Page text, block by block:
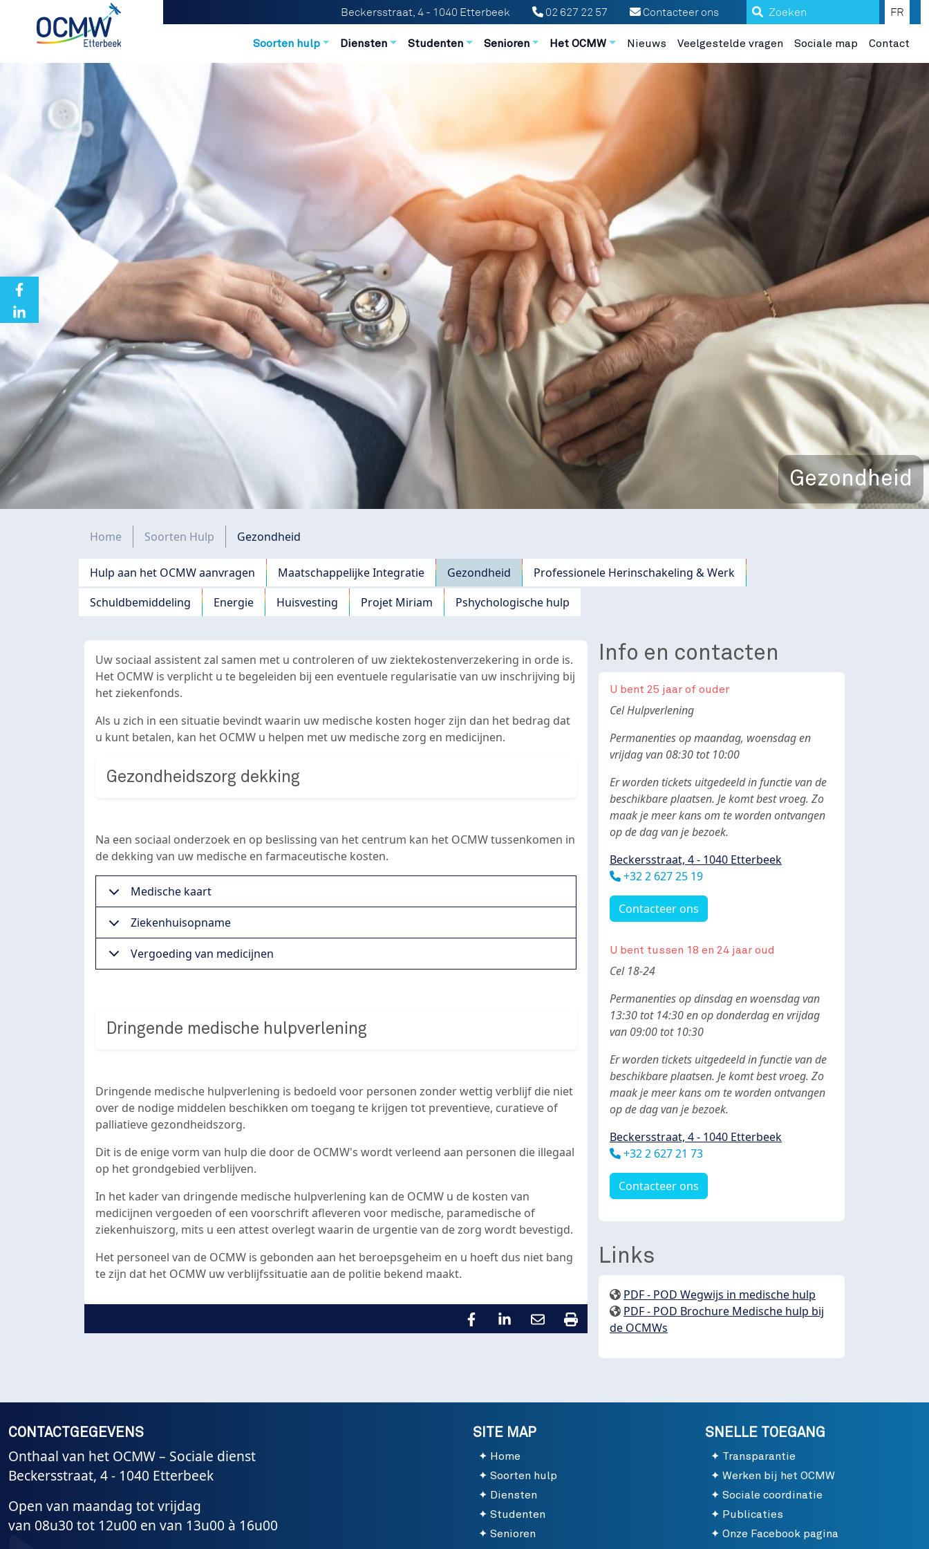
Overslaan en naar de inhoud gaan
Zoeken FR
Contacteer ons
02 627 22 57
Beckersstraat, 4 - 1040 Etterbeek
Navigation principale
Soorten hulp Diensten Studenten Senioren Het OCMW Nieuws Veelgestelde vragen Sociale map Contact
Gezondheid
Kruimelpad
Home Soorten Hulp Gezondheid
Navigation principale
Hulp aan het OCMW aanvragen Maatschappelijke Integratie Gezondheid
Professionele Herinschakeling & Werk
Schuldbemiddeling
Energie Huisvesting Projet Miriam Pshychologische hulp
Uw sociaal assistent zal samen met u controleren of uw ziektekostenverzekering in orde is.
Het OCMW is verplicht u te begeleiden bij een eventuele regularisatie van uw inschrijving bij
het ziekenfonds.
Als u zich in een situatie bevindt waarin uw medische kosten hoger zijn dan het bedrag dat
u kunt betalen, kan het OCMW u helpen met uw medische zorg en medicijnen.
Gezondheidszorg dekking
Na een sociaal onderzoek en op beslissing van het centrum kan het OCMW tussenkomen in
de dekking van uw medische en farmaceutische kosten.
Medische kaart
Ziekenhuisopname
Vergoeding van medicijnen
Dringende medische hulpverlening
Dringende medische hulpverlening is bedoeld voor personen zonder wettig verblijf die niet
over de nodige middelen beschikken om toegang te krijgen tot preventieve, curatieve of
palliatieve gezondheidszorg.
Dit is de enige vorm van hulp die door de OCMW's wordt verleend aan personen die illegaal
op het grondgebied verblijven.
In het kader van dringende medische hulpverlening kan de OCMW u de kosten van
medicijnen vergoeden of een voorschrift afleveren voor medische, paramedische of
ziekenhuiszorg, mits u een attest overlegt waarin de urgentie van de zorg wordt bevestigd.
Het personeel van de OCMW is gebonden aan het beroepsgeheim en u hoeft dus niet bang
te zijn dat het OCMW uw verblijfssituatie aan de politie bekend maakt.
Info en contacten
U bent 25 jaar of ouder
Body
Cel Hulpverlening
Permanenties op maandag, woensdag en
vrijdag van 08:30 tot 10:00
Er worden tickets uitgedeeld in functie van de
beschikbare plaatsen. Je komt best vroeg. Zo
maak je meer kans om te worden ontvangen
op de dag van je bezoek.
Beckersstraat, 4 - 1040 Etterbeek
Téléphone
+32 2 627 25 19
Contacteer ons
U bent tussen 18 en 24 jaar oud
Body
Cel 18-24
Permanenties op dinsdag en woensdag van
13:30 tot 14:30 en op donderdag en vrijdag
van 09:00 tot 10:30
Er worden tickets uitgedeeld in functie van de
beschikbare plaatsen. Je komt best vroeg. Zo
maak je meer kans om te worden ontvangen
op de dag van je bezoek.
Beckersstraat, 4 - 1040 Etterbeek
Téléphone
+32 2 627 21 73
Contacteer ons
Links
PDF - POD Wegwijs in medische hulp
PDF - POD Brochure Medische hulp bij
de OCMWs
CONTACTGEGEVENS
Onthaal van het OCMW – Sociale dienst
Beckersstraat, 4 - 1040 Etterbeek
Open van maandag tot vrijdag
van 08u30 tot 12u00 en van 13u00 à 16u00
SITE MAP
Home
Soorten hulp
Diensten
Studenten
Senioren
SNELLE TOEGANG
Transparantie
Werken bij het OCMW
Sociale coordinatie
Publicaties
Onze Facebook pagina